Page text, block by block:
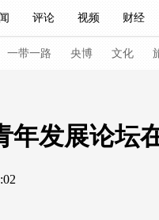
评论 视频 财经
中国领导人 央视快评 习
节目单 听音 微视频
Монгол
一带一路 央博 文化
年发展论坛